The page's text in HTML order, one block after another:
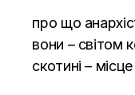
про що
вони – світом
скотині –